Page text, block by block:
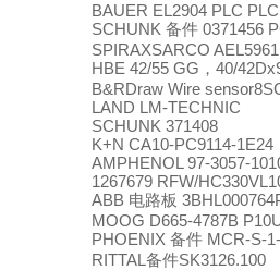
BAUER EL2904 PLC PLC
SCHUNK 备件 0371456
SPIRAXSARCO AEL5961
HBE 42/55 GG ， 40/
B&RDraw Wire
LAND LM-TECHNIC
SCHUNK 371408
K+N CA10-PC9114-1E24
AMPHENOL 97-3057-
1267679 RFW/
ABB 电路板
MOOG D665-4787B
PHOENIX 备件 MCR-S-
RITTAL 备件SK3126.100